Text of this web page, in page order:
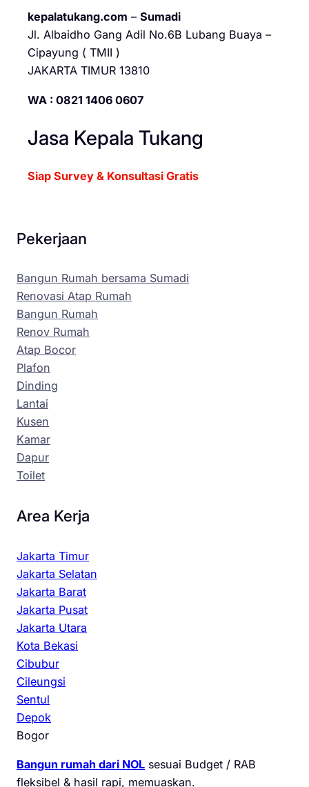
kepalatukang.com – Sumadi
Jl. Albaidho Gang Adil No.6B Lubang Buaya –
Cipayung ( TMII )
JAKARTA TIMUR 13810
WA : 0821 1406 0607
Jasa Kepala Tukang
Siap Survey & Konsultasi Gratis
Pekerjaan
Bangun Rumah bersama Sumadi
Renovasi Atap Rumah
Bangun Rumah
Renov Rumah
Atap Bocor
Plafon
Dinding
Lantai
Kusen
Kamar
Dapur
Toilet
Area Kerja
Jakarta Timur
Jakarta Selatan
Jakarta Barat
Jakarta Pusat
Jakarta Utara
Kota Bekasi
Cibubur
Cileungsi
Sentul
Depok
Bogor
Bangun rumah dari NOL sesuai Budget / RAB
fleksibel & hasil rapi, memuaskan.